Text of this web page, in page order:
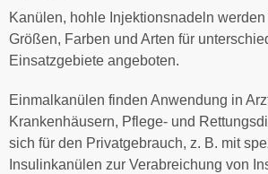
Kanülen, hohle Injektionsnadeln
Größen, Farben und Arten für
Einsatzgebiete angeboten.
Einmalkanülen finden Anwendung in
Krankenhäusern, Pflege- und
sich für den Privatgebrauch, z. B. mit
Insulinkanülen zur Verabreichung von